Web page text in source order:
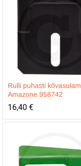
Rulli puhasti kõvasulam
Amazone 958742
16,40 €